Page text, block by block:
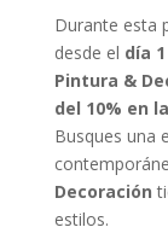
Durante esta
desde el día
Pintura &
del 10% en
Busques una
Decoración
estilos.